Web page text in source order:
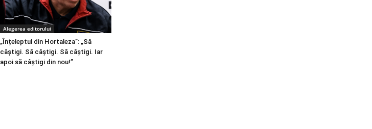
Alegerea editorului
„Înțeleptul din Hortaleza”: „Să
câștigi. Să câștigi. Să câștigi. Iar
apoi să câștigi din nou!”